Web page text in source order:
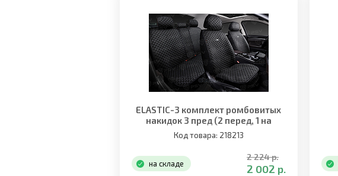
ELASTIC-3 комплект ромбовитых
накидок 3 пред (2 перед, 1 на
заднее) черн.
Код товара: 218213
на складе
2 224 р.
2 002 р.